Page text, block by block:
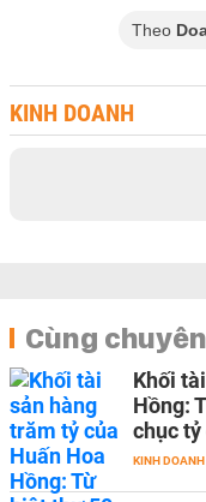
Theo
KINH DOANH
Cùng
Khối
Hồng:
chục
KINH DOANH